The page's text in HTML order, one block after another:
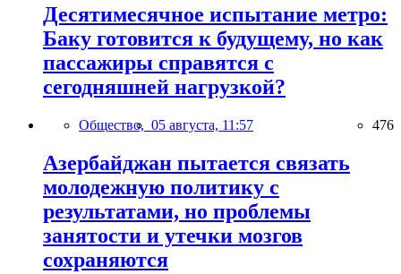
Десятимесячное испытание метро:
Баку готовится к будущему, но как
пассажиры справятся с
сегодняшней нагрузкой?
Общество, 05 августа, 11:57 476
Азербайджан пытается связать
молодежную политику с
результатами, но проблемы
занятости и утечки мозгов
сохраняются